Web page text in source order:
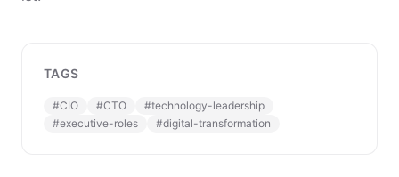
TAGS
#CIO #CTO #technology-leadership
#executive-roles #digital-transformation